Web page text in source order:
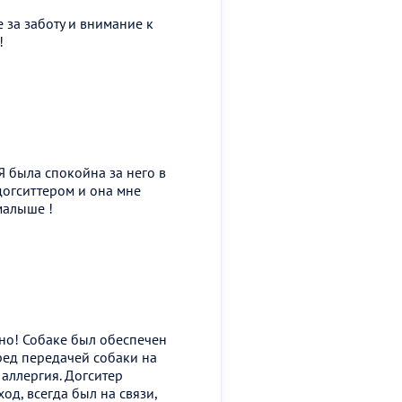
заботу и внимание к
спокойна за него в
и она мне
!
Собаке был обеспечен
передачей собаки на
Догситер
всегда был на связи,